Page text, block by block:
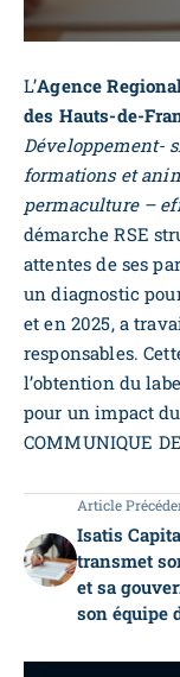
L’Agence
des Hauts-de-
Développement-
formations et
permaculture –
démarche RSE
attentes de ses
un diagnostic
et en 2025, a
responsables.
l’obtention du
pour un impact
COMMUNIQUE
Article
Isatis
transmet
et sa
son équipe